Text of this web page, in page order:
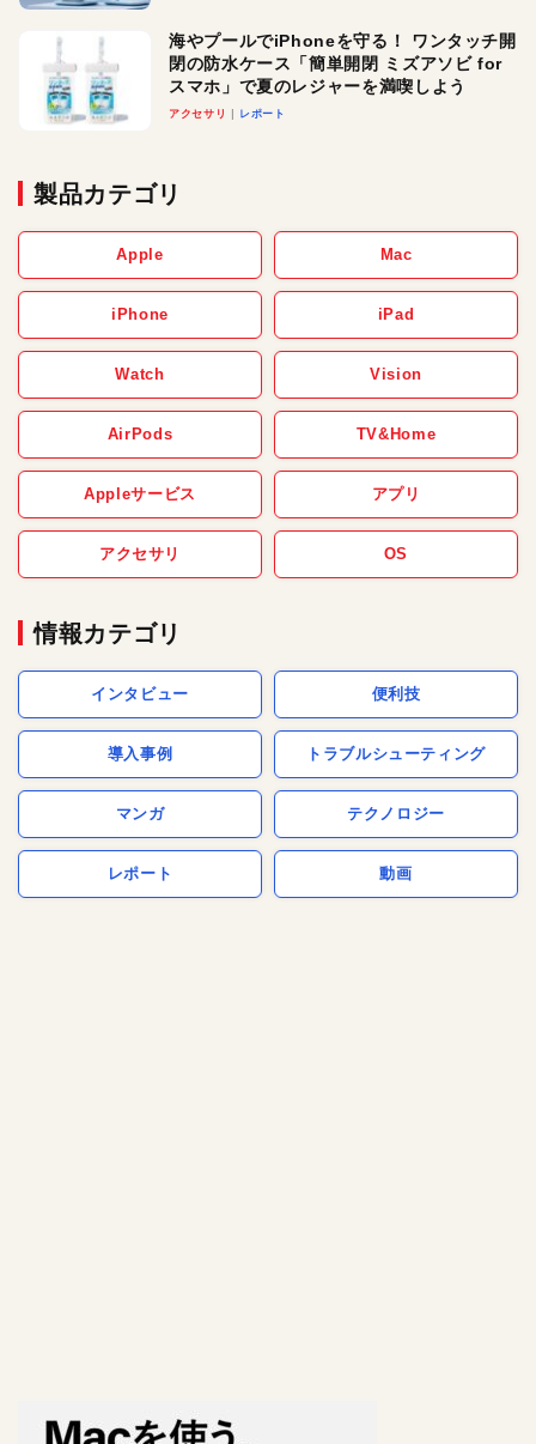
海やプールでiPhoneを守る！ ワンタッチ開
閉の防水ケース「簡単開閉 ミズアソビ for
スマホ」で夏のレジャーを満喫しよう
アクセサリ レポート
製品カテゴリ
Apple Mac
iPhone iPad
Watch Vision
AirPods TV&Home
Appleサービス アプリ
アクセサリ OS
情報カテゴリ
インタビュー 便利技
導入事例 トラブルシューティング
マンガ テクノロジー
レポート 動画